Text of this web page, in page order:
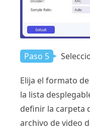
Paso 5
Elija el formato
la lista
definir la carpeta
archivo de video